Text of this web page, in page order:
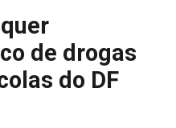
de drogas
do DF